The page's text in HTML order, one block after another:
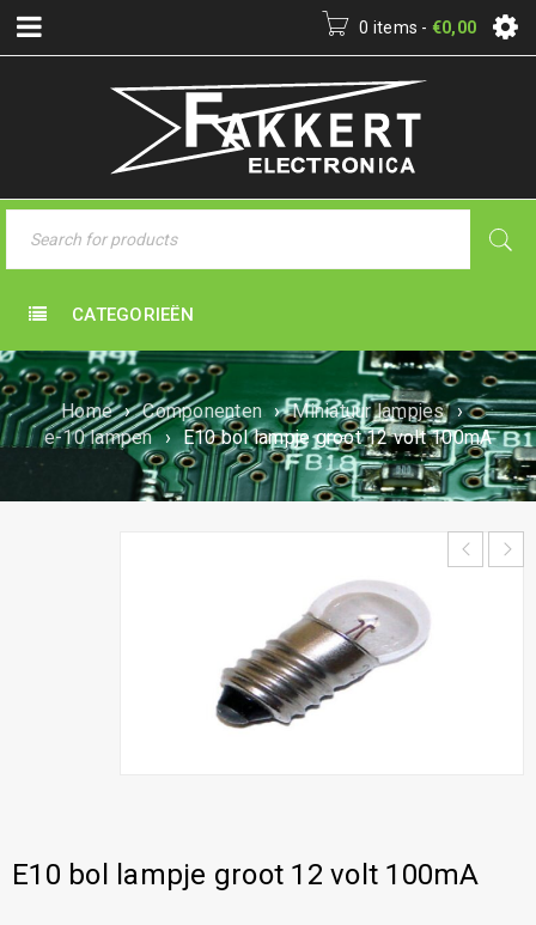
0 items - €0,00
CATEGORIEËN
Home › Componenten › Miniatuur lampjes ›
e-10 lampen › E10 bol lampje groot 12 volt 100mA
E10 bol lampje groot 12 volt 100mA